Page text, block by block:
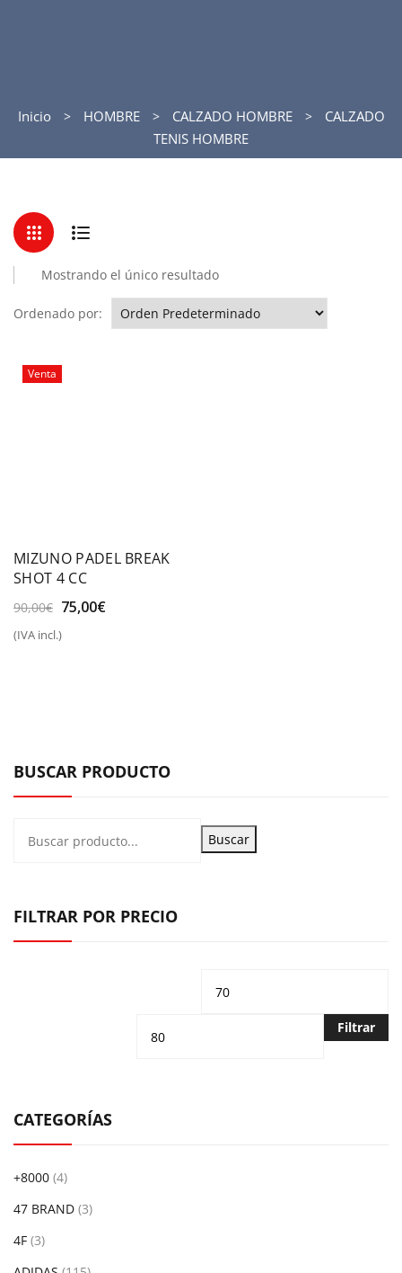
Inicio HOMBRE CALZADO HOMBRE
CALZADO
TENIS HOMBRE
Mostrando el único resultado
Ordenado por:
Venta
MIZUNO PADEL BREAK
SHOT 4 CC
90,00€ El
original
75,00€El
(IVA incl.)
BUSCAR PRODUCTO
Buscar
FILTRAR POR PRECIO
Precio
Filtrar
CATEGORÍAS
+8000 (4)
47 BRAND (3)
4F (3)